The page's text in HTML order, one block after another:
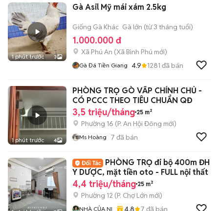
1 phút trước 3
Gà Asil Mỹ mái xám 2.5kg
Giống Gà Khác Gà lớn (từ 3 tháng tuổi)
1.000.000 đ
Xã Phú An (Xã Bình Phú mới)
Gà Đá Tiền Giang 4.9 1281 đã bán
1 phút trước 4
PHÒNG TRỌ GÒ VẤP CHÍNH CHỦ -
CÓ PCCC THEO TIÊU CHUẨN QĐ
3,5 triệu/tháng 25 m²
Phường 16 (P. An Hội Đông mới)
Ms Hoàng 7 đã bán
PHÒNG TRỌ đi bộ 400m ĐH
Y DƯỢC, mặt tiền oto - FULL nội thất
4,4 triệu/tháng 25 m²
Phường 12 (P. Chợ Lớn mới)
NHÀ CỦA NI 4.8 7 đã bán